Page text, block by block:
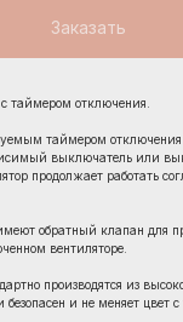
Заказать
таймером отключения.
таймером
выключатель или
продолжает работать
обратный клапан для
вентиляторе.
производятся из
безопасен и не меняет цвет